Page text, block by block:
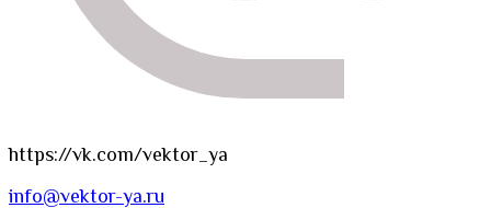
https://vk.com/vektor_ya
info@vektor-ya.ru